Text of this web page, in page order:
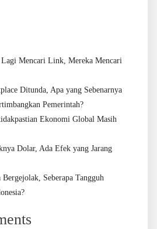
Mencari Link, Mereka Mencari
Ditunda, Apa yang Sebenarnya
Pemerintah?
Ekonomi Global Masih
Dolar, Ada Efek yang Jarang
Seberapa Tangguh